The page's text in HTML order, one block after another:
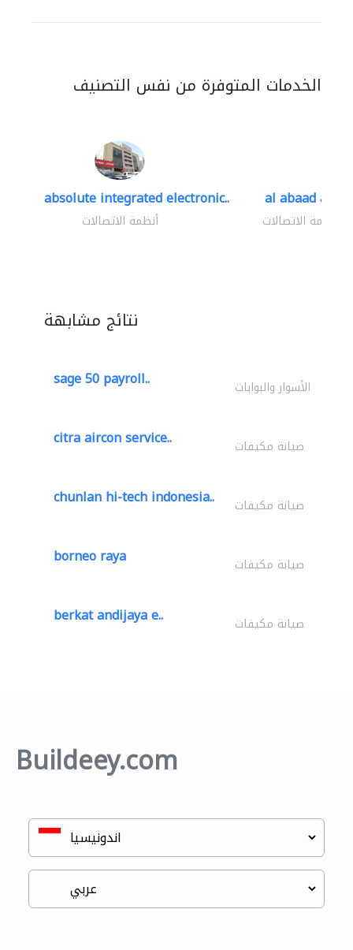
الخدمات المتوفرة من نفس التصنيف
absolute integrated electronic..
أنظمة الاتصالات
al abaad al..
أنظمة الاتصالات
نتائج مشابهة
sage 50 payroll.. الأسوار والبوابات
citra aircon service.. صيانة مكيفات
chunlan hi-tech indonesia.. صيانة مكيفات
borneo raya صيانة مكيفات
berkat andijaya e.. صيانة مكيفات
Buildeey.com